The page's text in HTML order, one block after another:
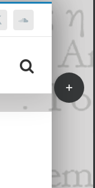
SoundCloud
Bascule
de
la
barre